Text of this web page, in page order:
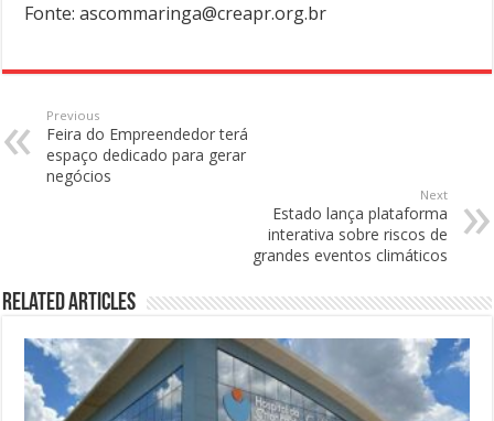
Fonte: ascommaringa@creapr.org.br
Previous
Feira do Empreendedor terá
espaço dedicado para gerar
negócios
Next
Estado lança plataforma
interativa sobre riscos de
grandes eventos climáticos
Related Articles